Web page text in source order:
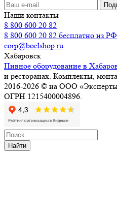
Наши контакты
8 800 600 20 82
8 800 600 20 82 бесплатно из РФ
corp@boelshop.ru
Хабаровск
Пивное оборудование в
и ресторанах. Комплекты,
2016-2026 © на ООО
ОГРН 1215400004896.
Найти